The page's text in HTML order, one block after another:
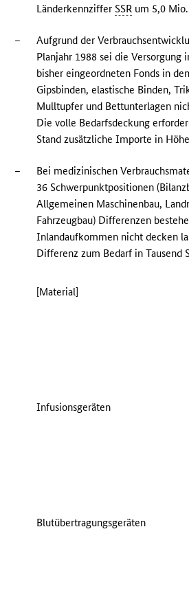
LänderkennzifferSSR um 5,0
–
Aufgrund der
Planjahr 1988 sei die Versorgung
bisher eingeordneten Fonds in
Gipsbinden, elastische Binden,
Mulltupfer und Bettunterlagen
Die volle Bedarfsdeckung
Stand zusätzliche Importe in
–
Bei medizinischen
36 Schwerpunktpositionen
Allgemeinen Maschinenbau,
Fahrzeugbau) Differenzen
Inlandaufkommen nicht decken
Differenz zum Bedarf in Tausend
[Material]
Infusionsgeräten
Blutübertragungsgeräten